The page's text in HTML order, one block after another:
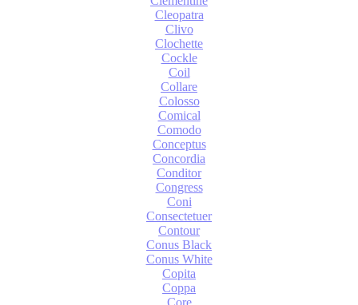
Cleopatra
Clivo
Clochette
Cockle
Coil
Collare
Colosso
Comical
Comodo
Conceptus
Concordia
Conditor
Congress
Coni
Consectetuer
Contour
Conus Black
Conus White
Copita
Coppa
Core